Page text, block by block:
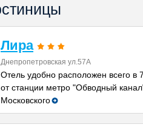
Лира
Днепропетровская ул.57А
Отель удобно расположен всего в
от станции метро "Обводный
Московского